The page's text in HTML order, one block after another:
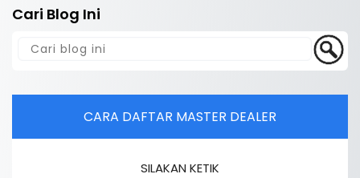
Cari Blog Ini
CARA DAFTAR MASTER DEALER
SILAKAN KETIK